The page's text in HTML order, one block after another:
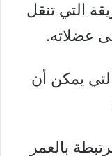
التي تنقل
عضلاته.
يمكن أن
بالعمر